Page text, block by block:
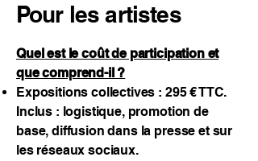
Pour les artistes
Quel est le coût de participation et
que comprend-il ?
Expositions collectives : 295 € TTC.
Inclus : logistique, promotion de
base, diffusion dans la presse et sur
les réseaux sociaux.